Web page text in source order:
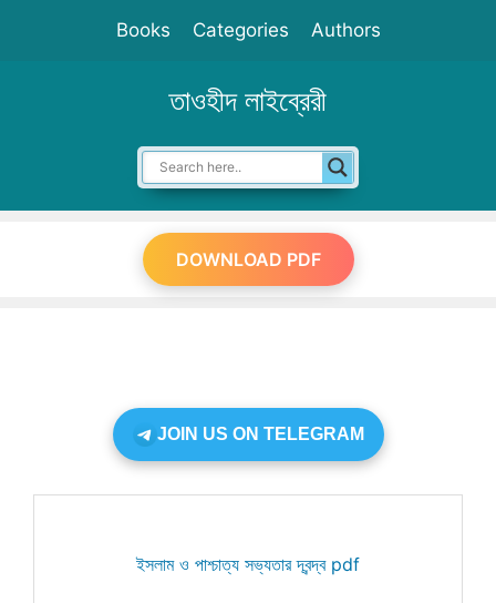
Books Categories Authors
তাওহীদ লাইব্রেরী
DOWNLOAD PDF
JOIN US ON TELEGRAM
ইসলাম ও পাশ্চাত্য সভ্যতার দ্বন্দ্ব pdf